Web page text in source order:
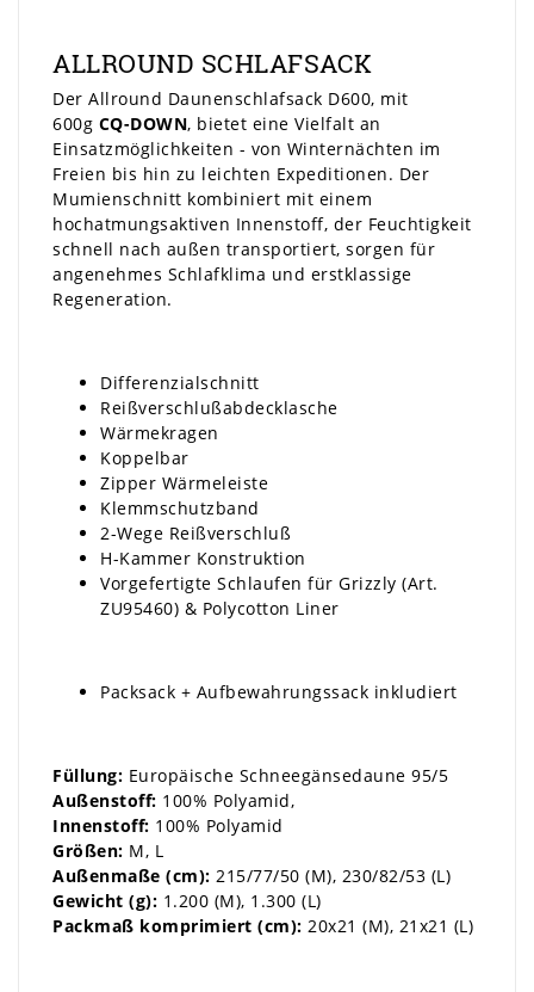
ALLROUND SCHLAFSACK
Der Allround Daunenschlafsack D600, mit
600g CQ-DOWN, bietet eine Vielfalt an
Einsatzmöglichkeiten - von Winternächten im
Freien bis hin zu leichten Expeditionen. Der
Mumienschnitt kombiniert mit einem
hochatmungsaktiven Innenstoff, der Feuchtigkeit
schnell nach außen transportiert, sorgen für
angenehmes Schlafklima und erstklassige
Regeneration.
Differenzialschnitt
Reißverschlußabdecklasche
Wärmekragen
Koppelbar
Zipper Wärmeleiste
Klemmschutzband
2-Wege Reißverschluß
H-Kammer Konstruktion
Vorgefertigte Schlaufen für Grizzly (Art.
ZU95460) & Polycotton Liner
Packsack + Aufbewahrungssack inkludiert
Füllung: Europäische Schneegänsedaune 95/5
Außenstoff: 100% Polyamid,
Innenstoff: 100% Polyamid
Größen: M, L
Außenmaße (cm): 215/77/50 (M), 230/82/53 (L)
Gewicht (g): 1.200 (M), 1.300 (L)
Packmaß komprimiert (cm): 20x21 (M), 21x21 (L)